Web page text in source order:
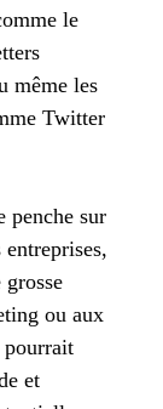
le
même les
Twitter
penche sur
grosse
ou aux
pourrait
et